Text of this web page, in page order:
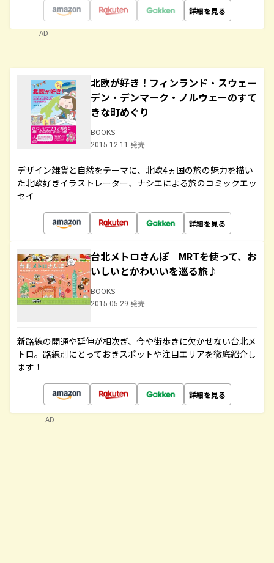
詳細を見る
AD
北欧が好き！フィンランド・スウェー
デン・デンマーク・ノルウェーのすて
きな町めぐり
BOOKS
2015.12.11 発売
デザイン雑貨と自然をテーマに、北欧4ヵ国の旅の魅力を描い
た北欧好きイラストレーター、ナシエによる旅のコミックエッ
セイ
詳細を見る
台北メトロさんぽ MRTを使って、お
いしいとかわいいを巡る旅♪
BOOKS
2015.05.29 発売
新路線の開通や延伸が相次ぎ、今や街歩きに欠かせない台北メ
トロ。路線別にとっておきスポットや注目エリアを徹底紹介し
ます！
詳細を見る
AD